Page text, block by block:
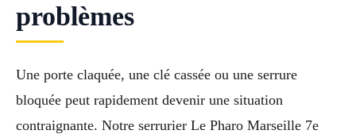
problèmes
Une porte claquée, une clé cassée ou une serrure
bloquée peut rapidement devenir une situation
contraignante. Notre serrurier Le Pharo Marseille 7e